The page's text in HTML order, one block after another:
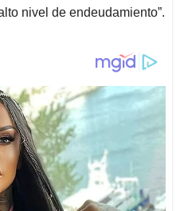
nivel de endeudamiento”.